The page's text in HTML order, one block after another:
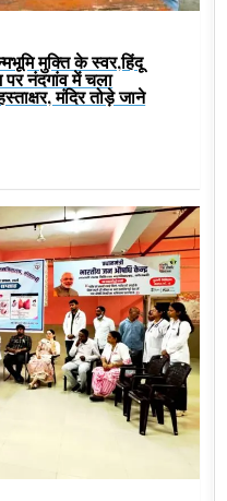
मुक्ति के स्वर,हिंदू
पर नंदगांव में चला
मंदिर तोड़े जाने